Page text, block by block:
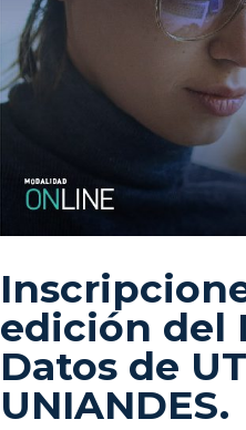
edición del
Datos de
UNIANDES.